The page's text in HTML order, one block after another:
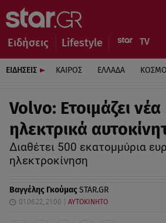
Ειδήσεις Lifestyle
ΕΙΔΗΣΕΙΣ ΚΑΙΡΟΣ ΕΛΛΑΔΑ
Volvo: Ετοιμάζει νέα
ηλεκτρικά
Διαθέτει 500 εκατομμύρια
ηλεκτροκίνηση
Βαγγέλης ΓκούμαςSTAR.GR
01.06.22, 21:00 ΑΥΤΟΚΙΝΗΤΟ